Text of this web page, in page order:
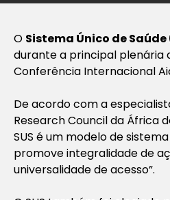
O Sistema Único de Saúde
durante a principal plenária
Conferência Internacional
De acordo com a
Research Council da África
SUS é um modelo de
promove integralidade de
universalidade de acesso”.